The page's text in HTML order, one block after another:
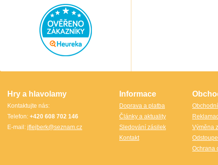
ShengShou)
Sonic Games
Speedstack USA
Hry a hlavolamy
Kontaktujte nás:
Telefon: +420 608 702 146
E-mail: jflejberk@seznam.cz
Informace
Doprava a platba
Články a aktuality
Sledování zásilek
Kontakt
Výměna
Ochrana